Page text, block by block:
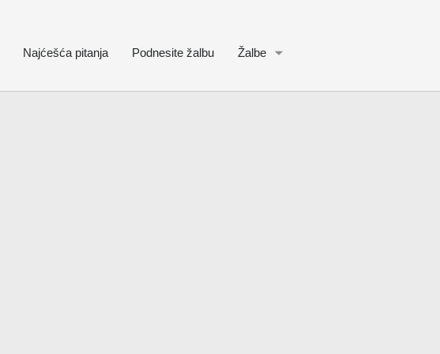
Najćešća pitanja Podnesite žalbu Žalbe